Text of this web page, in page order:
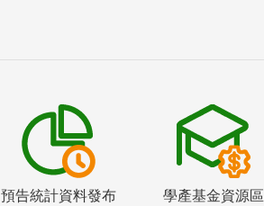
預告統計資料發布
學產基金資源區